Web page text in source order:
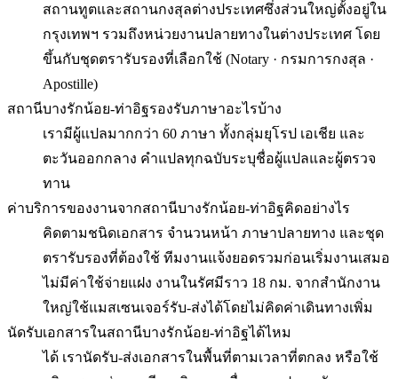
สถานทูตและสถานกงสุลต่างประเทศซึ่งส่วนใหญ่ตั้งอยู่ใน
กรุงเทพฯ รวมถึงหน่วยงานปลายทางในต่างประเทศ โดย
ขึ้นกับชุดตรารับรองที่เลือกใช้ (Notary · กรมการกงสุล ·
Apostille)
สถานีบางรักน้อย-ท่าอิฐรองรับภาษาอะไรบ้าง
เรามีผู้แปลมากกว่า 60 ภาษา ทั้งกลุ่มยุโรป เอเชีย และ
ตะวันออกกลาง คำแปลทุกฉบับระบุชื่อผู้แปลและผู้ตรวจ
ทาน
ค่าบริการของงานจากสถานีบางรักน้อย-ท่าอิฐคิดอย่างไร
คิดตามชนิดเอกสาร จำนวนหน้า ภาษาปลายทาง และชุด
ตรารับรองที่ต้องใช้ ทีมงานแจ้งยอดรวมก่อนเริ่มงานเสมอ
ไม่มีค่าใช้จ่ายแฝง งานในรัศมีราว 18 กม. จากสำนักงาน
ใหญ่ใช้แมสเซนเจอร์รับ-ส่งได้โดยไม่คิดค่าเดินทางเพิ่ม
นัดรับเอกสารในสถานีบางรักน้อย-ท่าอิฐได้ไหม
ได้ เรานัดรับ-ส่งเอกสารในพื้นที่ตามเวลาที่ตกลง หรือใช้